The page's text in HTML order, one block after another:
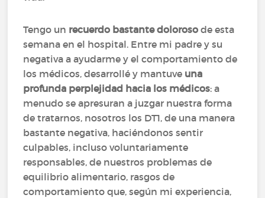
Tengo un recuerdo bastante doloroso de esta
semana en el hospital. Entre mi padre y su
negativa a ayudarme y el comportamiento de
los médicos, desarrollé y mantuve una
profunda perplejidad hacia los médicos: a
menudo se apresuran a juzgar nuestra forma
de tratarnos, nosotros los DT1, de una manera
bastante negativa, haciéndonos sentir
culpables, incluso voluntariamente
responsables, de nuestros problemas de
equilibrio alimentario, rasgos de
comportamiento que, según mi experiencia,